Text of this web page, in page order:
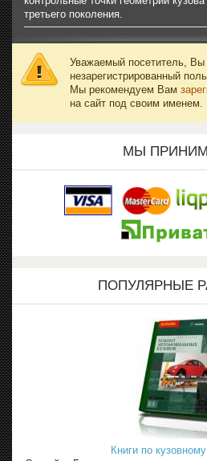
третьего поколения.
Уважаемый посетитель, Вы
незарегистрированный
Мы рекомендуем Вам
на сайт под своим именем.
МЫ
ПОПУЛЯРНЫЕ
Книги по